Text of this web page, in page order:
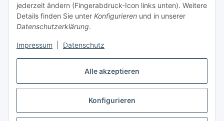
Alle akzeptieren
Konfigurieren
jederzeit ändern (Fingerabdruck-Icon links unten). Weitere
Details finden Sie unter Konfigurieren und in unserer
Datenschutzerklärung.
Impressum Datenschutz
Vertrag widerrufen